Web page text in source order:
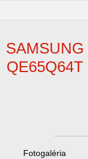
SAMSUNG
QE65Q64T
Fotogaléria